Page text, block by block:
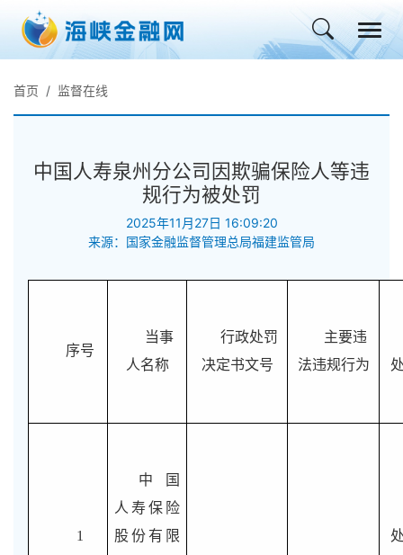
首页 监督在线
中国人寿泉州分公司因欺骗保险人等违
规行为被处罚
2025年11月27日 16:09:20
来源：国家金融监督管理总局福建监管局
序号
当事
人名称
行政处罚
决定书文号
主要违
法违规行为
1
中国
人寿保险
股份有限